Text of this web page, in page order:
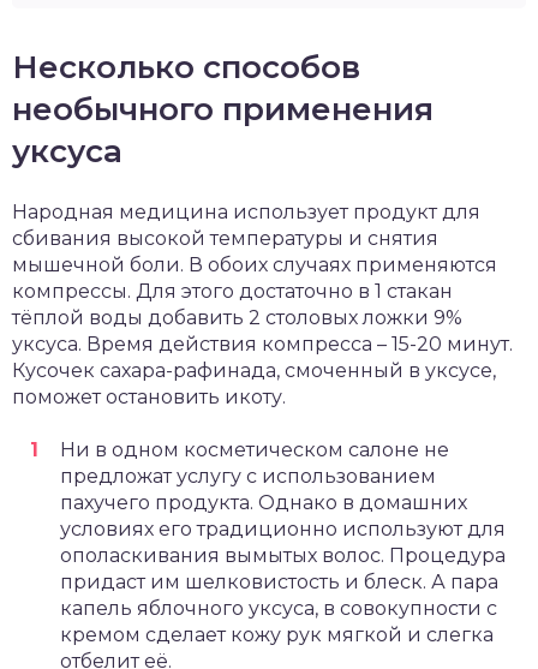
Несколько способов
необычного применения
уксуса
Народная медицина использует продукт для
сбивания высокой температуры и снятия
мышечной боли. В обоих случаях применяются
компрессы. Для этого достаточно в 1 стакан
тёплой воды добавить 2 столовых ложки 9%
уксуса. Время действия компресса – 15-20 минут.
Кусочек сахара-рафинада, смоченный в уксусе,
поможет остановить икоту.
Ни в одном косметическом салоне не
предложат услугу с использованием
пахучего продукта. Однако в домашних
условиях его традиционно используют для
ополаскивания вымытых волос. Процедура
придаст им шелковистость и блеск. А пара
капель яблочного уксуса, в совокупности с
кремом сделает кожу рук мягкой и слегка
отбелит её.